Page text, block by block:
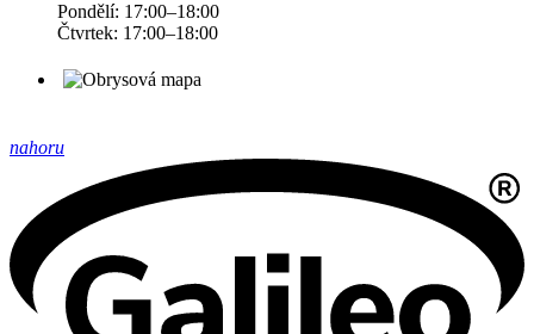
Pondělí: 17:00–18:00
Čtvrtek: 17:00–18:00
nahoru